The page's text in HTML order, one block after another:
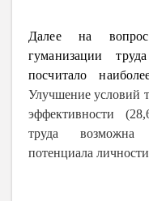
Далее на
гуманизации
посчитало
Улучшение условий
эффективности
труда возможна
потенциала